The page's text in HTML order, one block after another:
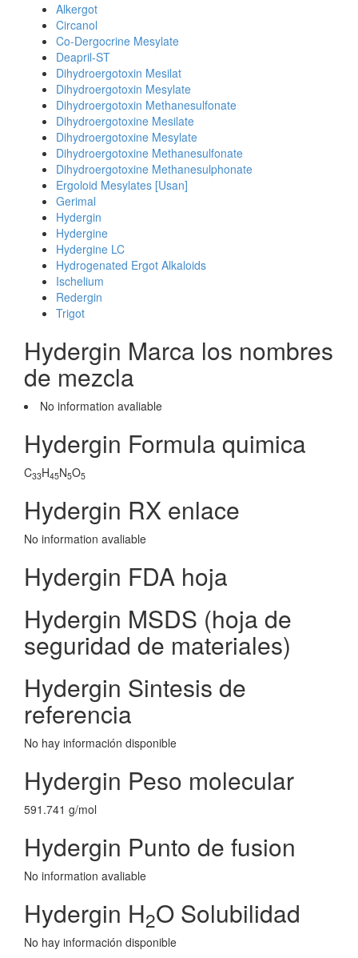
Alkergot
Circanol
Co-Dergocrine Mesylate
Deapril-ST
Dihydroergotoxin Mesilat
Dihydroergotoxin Mesylate
Dihydroergotoxin Methanesulfonate
Dihydroergotoxine Mesilate
Dihydroergotoxine Mesylate
Dihydroergotoxine Methanesulfonate
Dihydroergotoxine Methanesulphonate
Ergoloid Mesylates [Usan]
Gerimal
Hydergin
Hydergine
Hydergine LC
Hydrogenated Ergot Alkaloids
Ischelium
Redergin
Trigot
Hydergin Marca los nombres
de mezcla
No information avaliable
Hydergin Formula quimica
C33H45N5O5
Hydergin RX enlace
No information avaliable
Hydergin FDA hoja
Hydergin MSDS (hoja de
seguridad de materiales)
Hydergin Sintesis de
referencia
No hay información disponible
Hydergin Peso molecular
591.741 g/mol
Hydergin Punto de fusion
No information avaliable
Hydergin H2O Solubilidad
No hay información disponible